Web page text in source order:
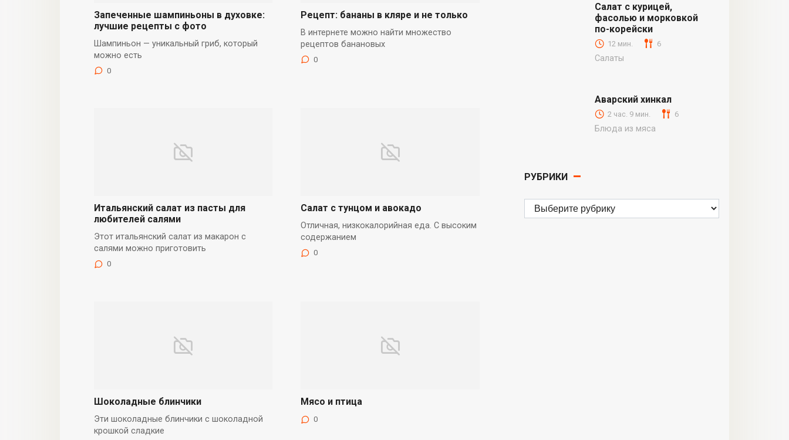
Запеченные шампиньоны в духовке:
лучшие рецепты с фото
Шампиньон — уникальный гриб, который
можно есть
0
Рецепт: бананы в кляре и не только
В интернете можно найти множество
рецептов банановых
0
Итальянский салат из пасты для
любителей салями
Этот итальянский салат из макарон с
салями можно приготовить
0
Салат с тунцом и авокадо
Отличная, низкокалорийная еда. С высоким
содержанием
0
Шоколадные блинчики
Эти шоколадные блинчики с шоколадной
крошкой сладкие
Мясо и птица
0
Салат с курицей,
фасолью и морковкой
по-корейски
12 мин. 6
Салаты
Аварский хинкал
2 час. 9 мин. 6
Блюда из мяса
РУБРИКИ
Рубрики